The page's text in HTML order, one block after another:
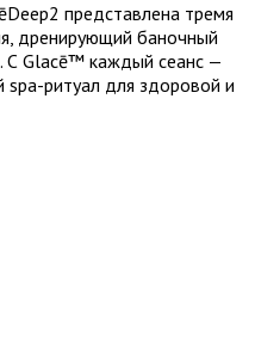
представлена тремя
дренирующий баночный
С Glacē™ каждый сеанс —
spa-ритуал для здоровой и